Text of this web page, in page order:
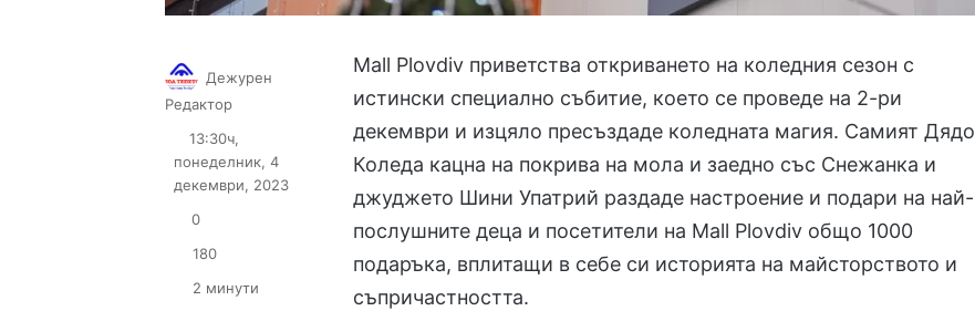
Mall Plovdiv приветства откриването на коледния сезон с
истински специално събитие, което се проведе на 2-ри
декември и изцяло пресъздаде коледната магия. Самият Дядо
Коледа кацна на покрива на мола и заедно със Снежанка и
джуджето Шини Упатрий раздаде настроение и подари на най-
послушните деца и посетители на Mall Plovdiv общо 1000
подаръка, вплитащи в себе си историята на майсторството и
съпричастността.
Дежурен
Редактор
13:30ч,
понеделник, 4
декември, 2023
0
180
2 минути